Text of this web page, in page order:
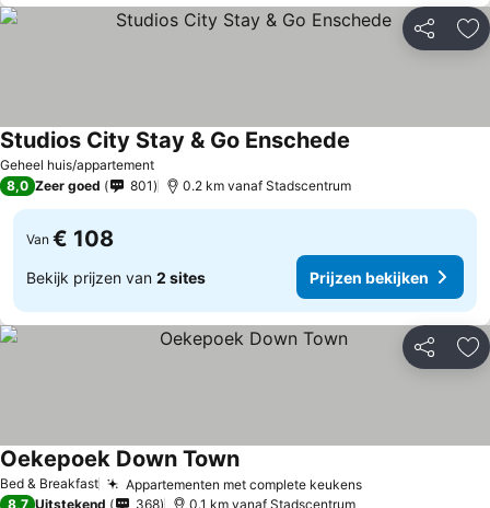
Delen
Geheel huis/appartement
Studios City Stay & Go Enschede
8,0 Zeer goed 801 0.2 km vanaf Stadscentrum
Van € 108
Bekijk prijzen van 2 sites Prijzen bekijken
Delen
Bed & Breakfast Appartementen met complete keukens
Oekepoek Down Town
8,7 Uitstekend 368 0.1 km vanaf Stadscentrum